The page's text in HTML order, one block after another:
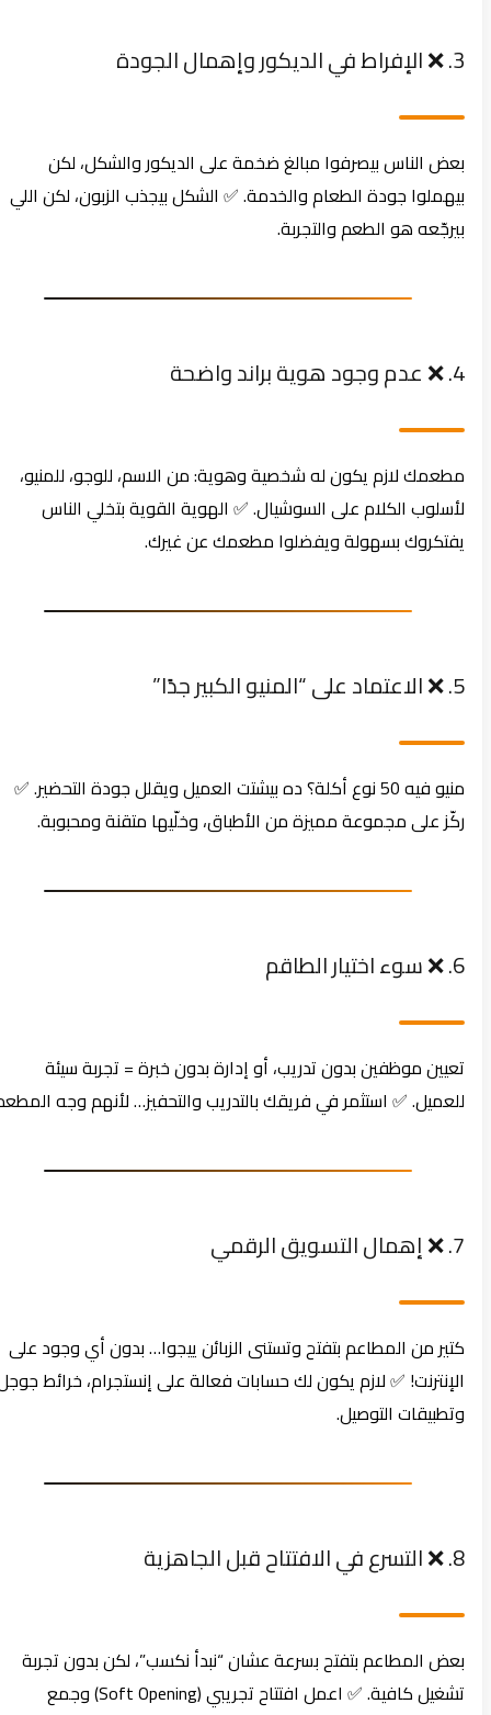
بعض الناس بيصرفوا مبالغ ضخمة على الديكور والشكل، لكن
بيهملوا جودة الطعام والخدمة. ✅ الشكل بيجذب الزبون، لكن اللي
بيرجّعه هو الطعم والتجربة.
مطعمك لازم يكون له شخصية وهوية: من الاسم، للوجو، للمنيو،
لأسلوب الكلام على السوشيال. ✅ الهوية القوية بتخلي الناس
يفتكروك بسهولة ويفضلوا مطعمك عن غيرك.
منيو فيه 50 نوع أكلة؟ ده بيشتت العميل ويقلل جودة التحضير. ✅
ركّز على مجموعة مميزة من الأطباق، وخلّيها متقنة ومحبوبة.
تعيين موظفين بدون تدريب، أو إدارة بدون خبرة = تجربة سيئة
للعميل. ✅ استثمر في فريقك بالتدريب والتحفيز… لأنهم وجه المطعم.
كتير من المطاعم بتفتح وتستنى الزبائن ييجوا… بدون أي وجود على
الإنترنت! ✅ لازم يكون لك حسابات فعالة على إنستجرام، خرائط جوجل،
وتطبيقات التوصيل.
بعض المطاعم بتفتح بسرعة عشان “نبدأ نكسب”، لكن بدون تجربة
تشغيل كافية. ✅ اعمل افتتاح تجريبي (Soft Opening) وجمع